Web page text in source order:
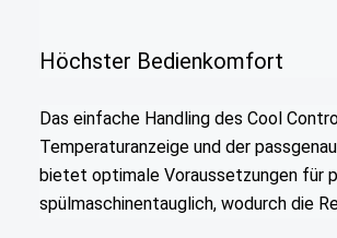
Höchster Bedienkomfort
Das einfache Handling des Cool
Temperaturanzeige und der
bietet optimale Voraussetzungen für
spülmaschinentauglich, wodurch die